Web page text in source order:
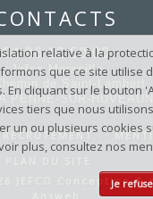
Lire la suite
SYMBIOSE
JEFCO innove avec
Lire la suite
OPÉRATION
ÉTÉ !
Du 19 mai au 4 juillet 2025
Lire la suite
EVOGREEN :
04 96 12 50 00
Jefco Marseille
de Saint-Lambert
PENNE-SUR-
RECRUTEMENT
26 JEFCO Conception
relative à la
que ce site utilise
En cliquant sur le bouton
tiers que nous
un ou plusieurs cookies
plus, consultez nos
Je refuse